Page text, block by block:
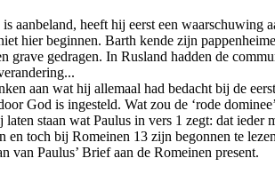
heeft hij eerst een waarschuwing
hier beginnen. Barth kende zijn
gedragen. In Rusland hadden de
aan wat hij allemaal had bedacht bij de
God is ingesteld. Wat zou de ‘rode
staan wat Paulus in vers 1 zegt: dat ieder
toch bij Romeinen 13 zijn begonnen te
Paulus’ Brief aan de Romeinen present.